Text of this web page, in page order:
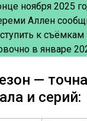
ноября 2025
Аллен
к съёмкам
в январе
—
и серий: